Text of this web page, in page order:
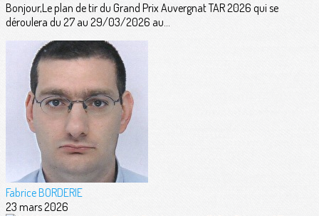
Bonjour,Le plan de tir du Grand Prix Auvergnat TAR 2026 qui se
déroulera du 27 au 29/03/2026 au...
Fabrice BORDERIE
23 mars 2026